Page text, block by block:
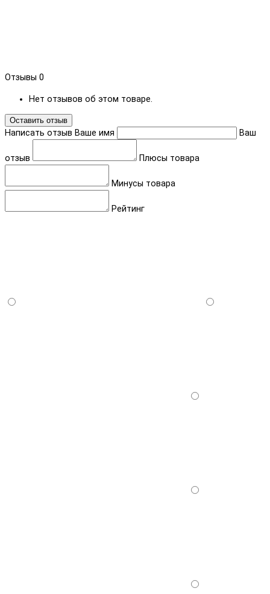
Отзывы 0
Нет отзывов об этом товаре.
Оставить отзыв
Написать отзыв Ваше имя Ваш
отзыв Плюсы товара
Минусы товара
Рейтинг